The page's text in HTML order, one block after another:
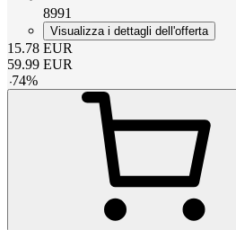
8991
Visualizza i dettagli dell'offerta
15.78 EUR
59.99 EUR
-74%